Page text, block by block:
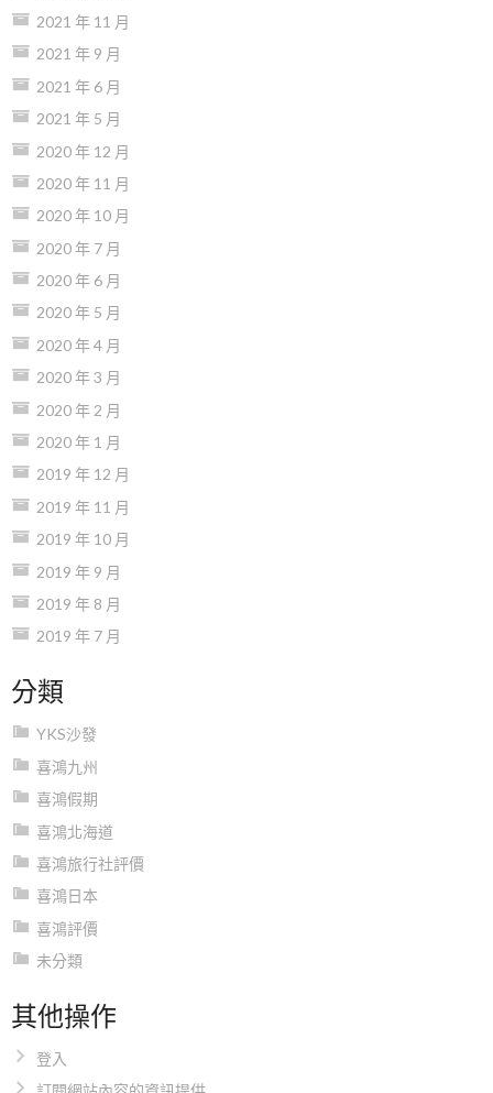
2021 年 11 月
2021 年 9 月
2021 年 6 月
2021 年 5 月
2020 年 12 月
2020 年 11 月
2020 年 10 月
2020 年 7 月
2020 年 6 月
2020 年 5 月
2020 年 4 月
2020 年 3 月
2020 年 2 月
2020 年 1 月
2019 年 12 月
2019 年 11 月
2019 年 10 月
2019 年 9 月
2019 年 8 月
2019 年 7 月
分類
YKS沙發
喜鴻九州
喜鴻假期
喜鴻北海道
喜鴻旅行社評價
喜鴻日本
喜鴻評價
未分類
其他操作
登入